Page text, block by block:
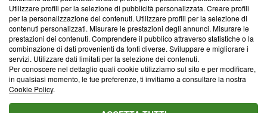
Informativa Privacy
Cookie Policy
Blasting SA, IDI CHE-247.845.224, Via Carlo Frasca, 3 - 6900
Lugano (Svizzera) Tel:+39 0690258937
© 2026 Blasting News
Utilizzare profili per la selezione di pubblicità personalizzata. Creare profili
per la personalizzazione dei contenuti. Utilizzare profili per la selezione di
contenuti personalizzati. Misurare le prestazioni degli annunci. Misurare le
prestazioni dei contenuti. Comprendere il pubblico attraverso statistiche o la
combinazione di dati provenienti da fonti diverse. Sviluppare e migliorare i
servizi. Utilizzare dati limitati per la selezione dei contenuti.
Per conoscere nel dettaglio quali cookie utilizziamo sul sito e per modificare,
in qualsiasi momento, le tue preferenze, ti invitiamo a consultare la nostra
Cookie Policy.